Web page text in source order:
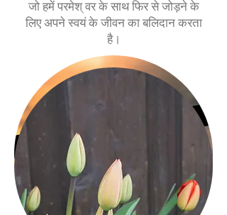
जो हमें परमेश् वर के साथ फिर से जोड़ने के
लिए अपने स्वयं के जीवन का बलिदान करता
है।